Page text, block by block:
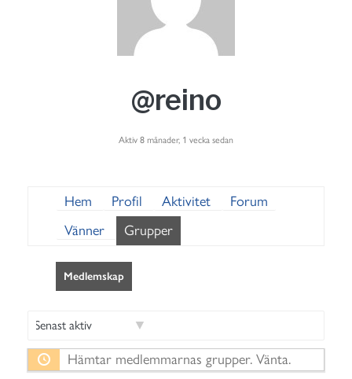
@reino
Aktiv 8 månader, 1 vecka sedan
Hem Profil Aktivitet
Forum
Vänner
Grupper
Medlemskap
Hämtar medlemmarnas grupper. Vänta.